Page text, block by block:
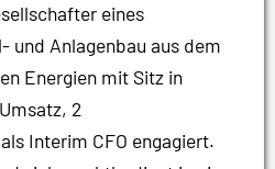
eines
und Anlagenbau aus dem
Energien mit Sitz in
2
Interim CFO engagiert.